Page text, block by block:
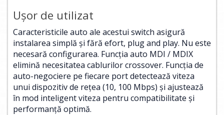
Uşor de utilizat
Caracteristicile auto ale acestui switch asigură
instalarea simplă şi fără efort, plug and play. Nu este
necesară configurarea. Funcţia auto MDI / MDIX
elimină necesitatea cablurilor crossover. Funcţia de
auto-negociere pe fiecare port detectează viteza
unui dispozitiv de reţea (10, 100 Mbps) şi ajustează
în mod inteligent viteza pentru compatibilitate şi
performanţă optimă.